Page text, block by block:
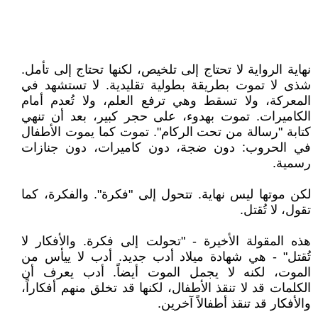
نهاية الرواية لا تحتاج إلى تلخيص، لكنها تحتاج إلى تأمل.
شذى لا تموت بطريقة بطولية تقليدية. لا تستشهد في
المعركة، ولا تسقط وهي ترفع العلم، ولا تُعدم أمام
الكاميرات. تموت بهدوء، على حجر كبير، بعد أن تنهي
كتابة "رسالة من تحت الركام". تموت كما يموت الأطفال
في الحروب: دون ضجة، دون كاميرات، دون جنازات
رسمية.
لكن موتها ليس نهاية. تتحول إلى "فكرة". والفكرة، كما
تقول، لا تُقتل.
هذه المقولة الأخيرة - "تحولت إلى فكرة. والأفكار لا
تُقتل" - هي شهادة ميلاد أدب جديد. أدب لا ييأس من
الموت، لكنه لا يجمل الموت أيضاً. أدب يعرف أن
الكلمات قد لا تنقذ الأطفال، لكنها قد تخلق منهم أفكاراً،
والأفكار قد تنقذ أطفالاً آخرين.